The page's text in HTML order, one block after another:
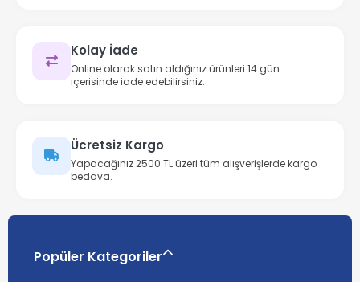
Kolay İade
Online olarak satın aldığınız ürünleri 14 gün
içerisinde iade edebilirsiniz.
Ücretsiz Kargo
Yapacağınız 2500 TL üzeri tüm alışverişlerde kargo
bedava.
Popüler Kategoriler